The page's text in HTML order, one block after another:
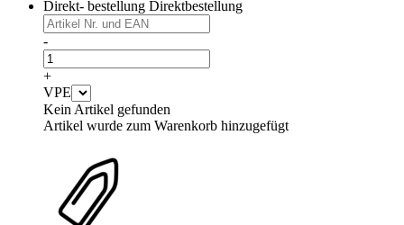
Direkt- bestellung Direktbestellung
-
+
VPE
Kein Artikel gefunden
Artikel wurde zum Warenkorb hinzugefügt